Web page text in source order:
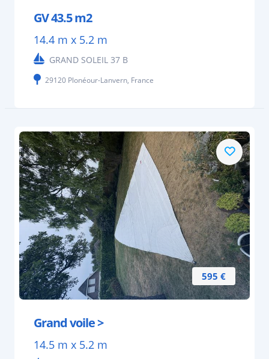
GV 43.5 m2
14.4 m x 5.2 m
GRAND SOLEIL 37 B
29120 Plonéour-Lanvern, France
595 €
Grand voile >
14.5 m x 5.2 m